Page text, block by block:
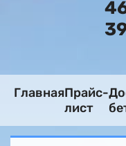
ГлавнаяПрайс-
лист